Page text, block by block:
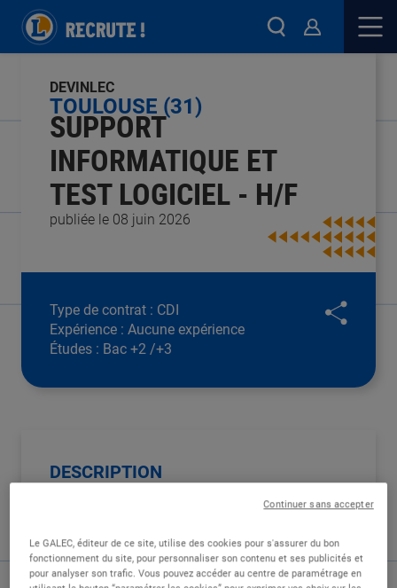
publiée le 08 juin 2026
SUPPORT
INFORMATIQUE ET
TEST LOGICIEL - H/F
TOULOUSE (31)
DEVINLEC
Type de contrat : CDI
Expérience : Aucune expérience
Études : Bac +2 /+3
DESCRIPTION
Au sein d'une équipe informatique à taille
humaine (20 personnes), vous serez
l'interlocuteur(trice) privilégié(e) des équipes de
vente pour toutes les questions liées à l'outil
Le GALEC, éditeur de ce site, utilise des cookies pour s'assurer du bon
fonctionnement du site, pour personnaliser son contenu et ses publicités et
pour analyser son trafic. Vous pouvez accéder au centre de paramétrage en
Continuer sans accepter